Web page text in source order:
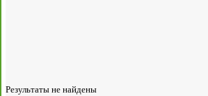
Результаты не найдены